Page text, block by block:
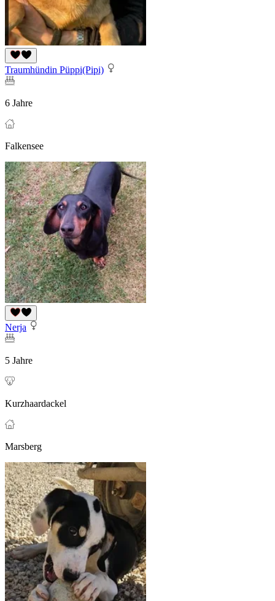
Traumhündin Püppi(Pipi)
6 Jahre
Falkensee
Nerja
5 Jahre
Kurzhaardackel
Marsberg